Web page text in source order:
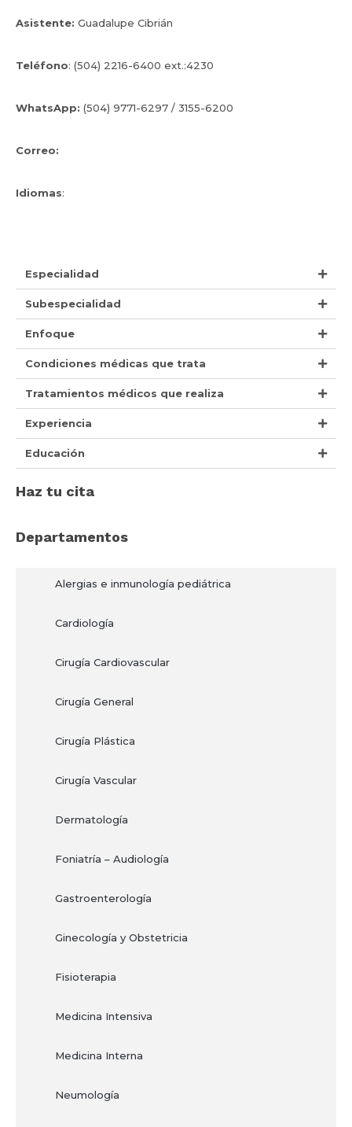
Asistente: Guadalupe Cibrián
Teléfono: (504) 2216-6400 ext.:4230
WhatsApp: (504) 9771-6297 / 3155-6200
Correo:
Idiomas:
Especialidad
Subespecialidad
Enfoque
Condiciones médicas que trata
Tratamientos médicos que realiza
Experiencia
Educación
Haz tu cita
Departamentos
Alergias e inmunología pediátrica
Cardiología
Cirugía Cardiovascular
Cirugía General
Cirugía Plástica
Cirugía Vascular
Dermatología
Foniatría – Audiología
Gastroenterología
Ginecología y Obstetricia
Fisioterapia
Medicina Intensiva
Medicina Interna
Neumología